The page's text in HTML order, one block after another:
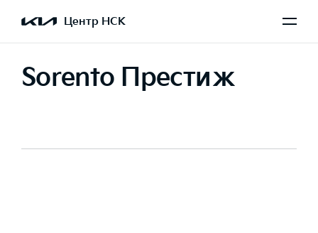
Центр НСК
Sorento Престиж